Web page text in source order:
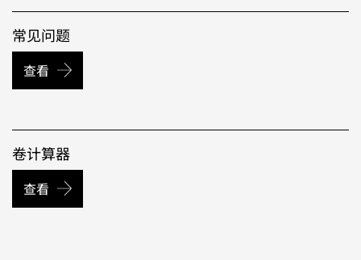
常见问题
查看
卷计算器
查看